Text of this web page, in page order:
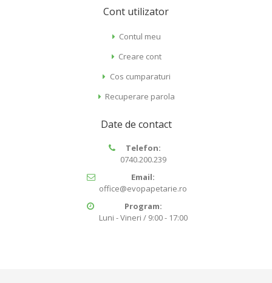
Cont utilizator
Contul meu
Creare cont
Cos cumparaturi
Recuperare parola
Date de contact
Telefon:
0740.200.239
Email:
office@evopapetarie.ro
Program:
Luni - Vineri / 9:00 - 17:00